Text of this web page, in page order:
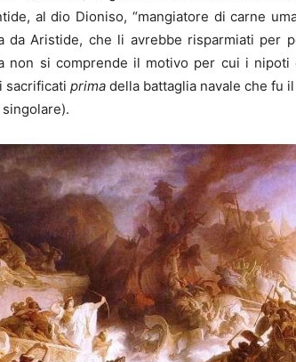
al dio Dioniso, “mangiatore di carne
da Aristide, che li avrebbe risparmiati per
non si comprende il motivo per cui i nipoti
sacrificati prima della battaglia navale che fu